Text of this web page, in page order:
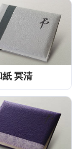
紙 冥清